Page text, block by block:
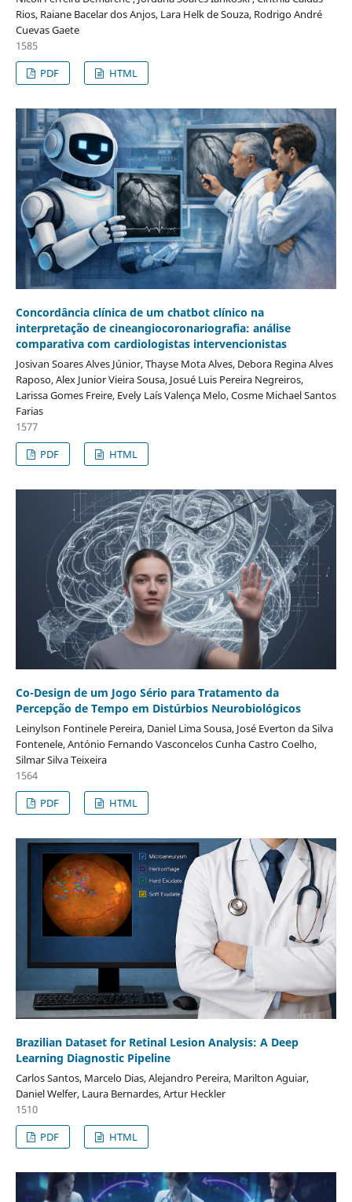
Rios, Raiane Bacelar dos Anjos, Lara Helk de Souza, Rodrigo André
Cuevas Gaete
1585
PDF
HTML
Concordância clínica de um chatbot clínico na
interpretação de cineangiocoronariografia: análise
comparativa com cardiologistas intervencionistas
Josivan Soares Alves Júnior, Thayse Mota Alves, Debora Regina Alves
Raposo, Alex Junior Vieira Sousa, Josué Luis Pereira Negreiros,
Larissa Gomes Freire, Evely Laís Valença Melo, Cosme Michael Santos
Farias
1577
PDF
HTML
Co-Design de um Jogo Sério para Tratamento da
Percepção de Tempo em Distúrbios Neurobiológicos
Leinylson Fontinele Pereira, Daniel Lima Sousa, José Everton da Silva
Fontenele, António Fernando Vasconcelos Cunha Castro Coelho,
Silmar Silva Teixeira
1564
PDF
HTML
Brazilian Dataset for Retinal Lesion Analysis: A Deep
Learning Diagnostic Pipeline
Carlos Santos, Marcelo Dias, Alejandro Pereira, Marilton Aguiar,
Daniel Welfer, Laura Bernardes, Artur Heckler
1510
PDF
HTML